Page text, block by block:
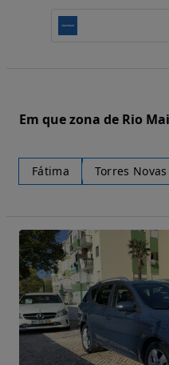
Em que zona de Rio
Fátima Torres